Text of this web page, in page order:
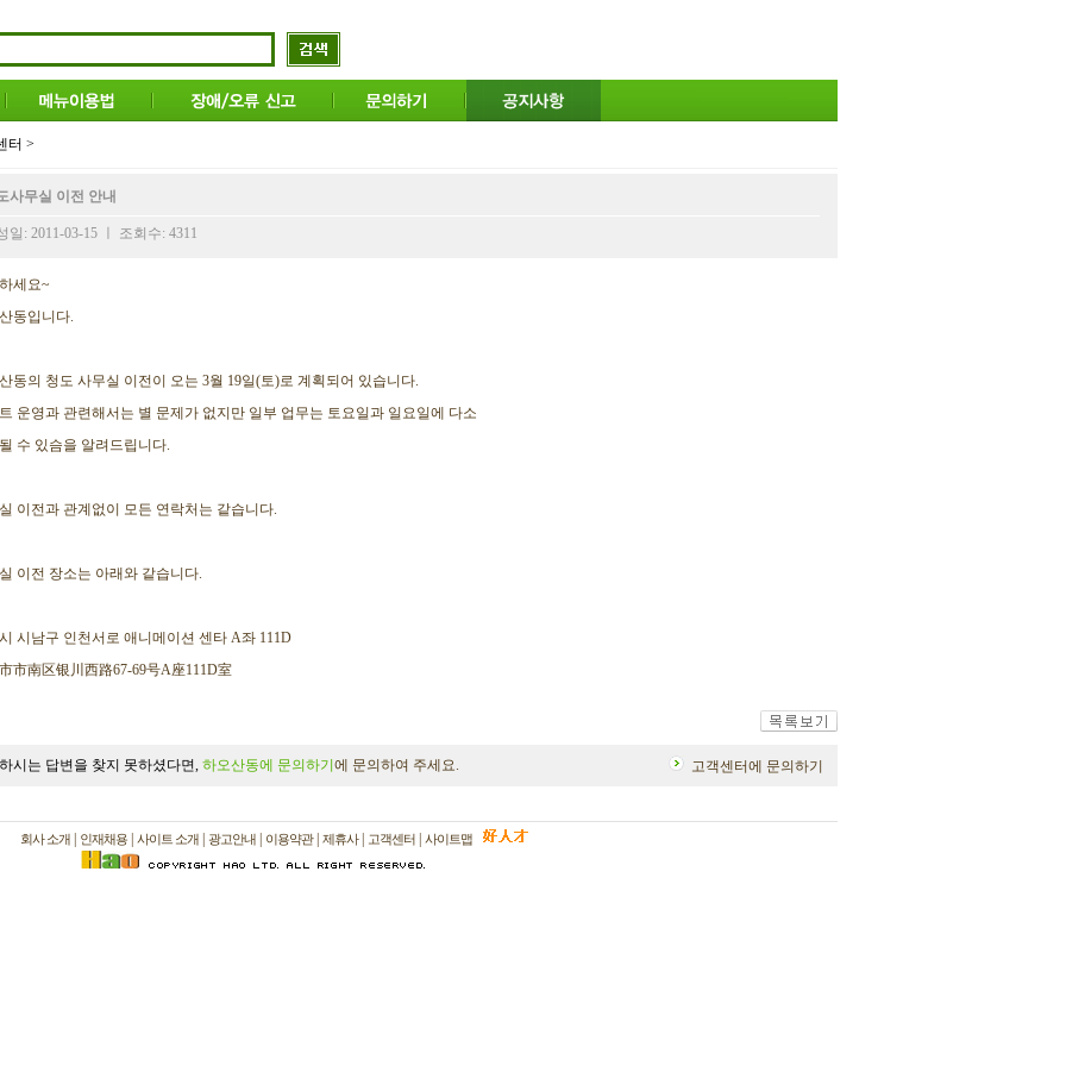
터 >
사무실 이전 안내
일: 2011-03-15 ㅣ 조회수: 4311
세요~
동입니다.
동의 청도 사무실 이전이 오는 3월 19일(토)로 계획되어 있습니다.
운영과 관련해서는 별 문제가 없지만 일부 업무는 토요일과 일요일에 다소
수 있슴을 알려드립니다.
이전과 관계없이 모든 연락처는 같습니다.
이전 장소는 아래와 같습니다.
시남구 인천서로 애니메이션 센타 A좌 111D
市南区银川西路67-69号A座111D室
시는 답변을 찾지 못하셨다면, 하오산동에 문의하기 에 문의하여 주세요. 고객센터에 문의하기
회사 소개 인재채용 사이트 소개 광고안내 이용약관 제휴사 고객센터 사이트맵